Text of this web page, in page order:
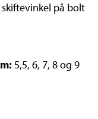
skiftevinkel på bolt
5,5, 6, 7, 8 og 9